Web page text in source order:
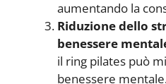
aumentando la
Riduzione dello
benessere
il ring pilates può
benessere